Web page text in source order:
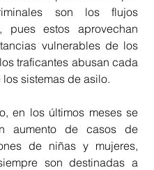
son los flujos
pues estos aprovechan
vulnerables de los
traficantes abusan cada
sistemas de asilo.
en los últimos meses se
aumento de casos de
de niñas y mujeres,
son destinadas a